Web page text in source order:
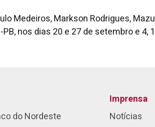
Medeiros, Markson Rodrigues,
nos dias 20 e 27 de setembro e 4,
do Nordeste
Imprensa
Notícias